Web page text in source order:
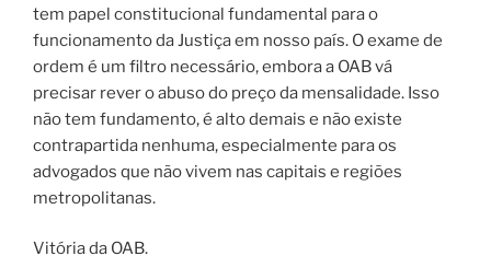
tem papel constitucional fundamental para o
funcionamento da Justiça em nosso país. O exame de
ordem é um filtro necessário, embora a OAB vá
precisar rever o abuso do preço da mensalidade. Isso
não tem fundamento, é alto demais e não existe
contrapartida nenhuma, especialmente para os
advogados que não vivem nas capitais e regiões
metropolitanas.
Vitória da OAB.